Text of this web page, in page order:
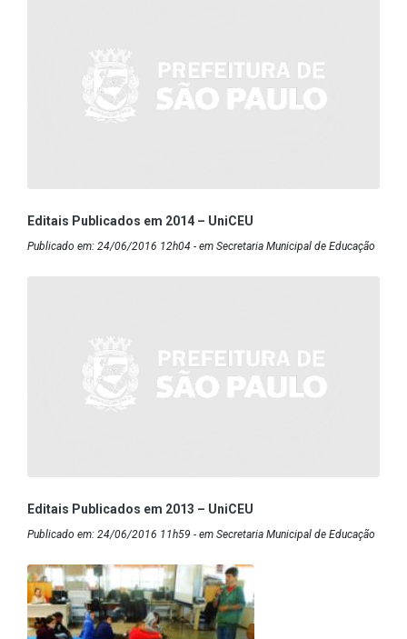
Editais Publicados em 2014 – UniCEU
Publicado em: 24/06/2016 12h04 - em Secretaria Municipal de Educação
Editais Publicados em 2013 – UniCEU
Publicado em: 24/06/2016 11h59 - em Secretaria Municipal de Educação